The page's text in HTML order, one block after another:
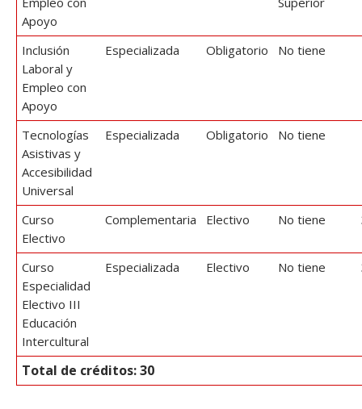
Apoyo
Inclusión
Laboral y
Empleo con
Apoyo
Especializada Obligatorio No tiene
Tecnologías
Asistivas y
Accesibilidad
Universal
Especializada Obligatorio No tiene
Curso
Electivo
Complementaria Electivo No tiene
Curso
Especialidad
Electivo III
Educación
Intercultural
Especializada Electivo No tiene
Total de créditos: 30